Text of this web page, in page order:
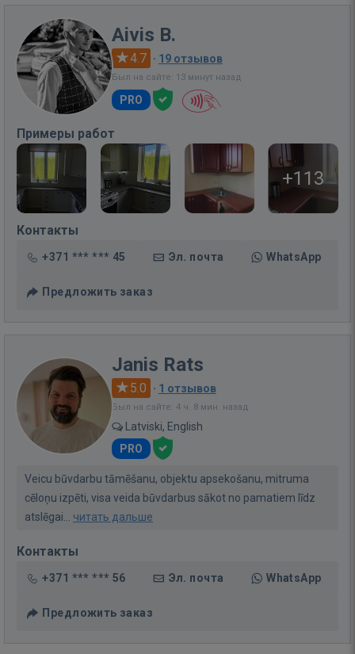
Aivis B.
4.7 · 19 отзывов
Был на сайте: 13 минут назад
PRO
Примеры работ
+113
Контакты
+371 *** *** 45 Эл. почта WhatsApp
Предложить заказ
Janis Rats
5.0 · 1 отзывов
Был на сайте: 4 ч. 8 мин. назад
Latviski, English
PRO
Veicu būvdarbu tāmēšanu, objektu apsekošanu, mitruma
cēloņu izpēti, visa veida būvdarbus sākot no pamatiem līdz
atslēgai... читать дальше
Контакты
+371 *** *** 56 Эл. почта WhatsApp
Предложить заказ